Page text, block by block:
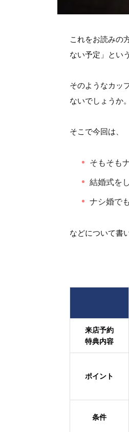
これをお読みの
ない予定」とい
そのようなカッ
ないでしょうか。
そこで今回は、
そもそも
結婚式を
ナシ婚で
などについて書
来店予約
特典内容
ポイント
条件